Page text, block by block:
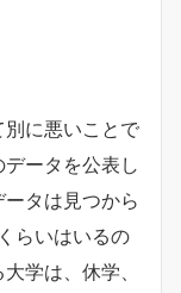
に悪いことで
ータを公表し
タは見つから
らいはいるの
学は、休学、